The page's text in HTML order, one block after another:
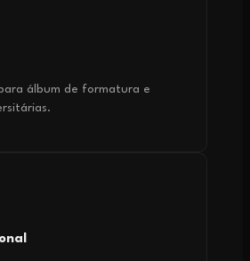
álbum de formatura e